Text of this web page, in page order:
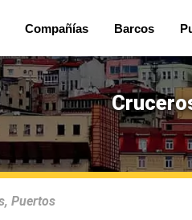
Compañías Barcos